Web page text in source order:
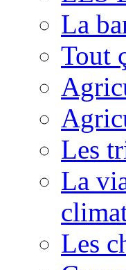
La
Tout
Les
La
Les